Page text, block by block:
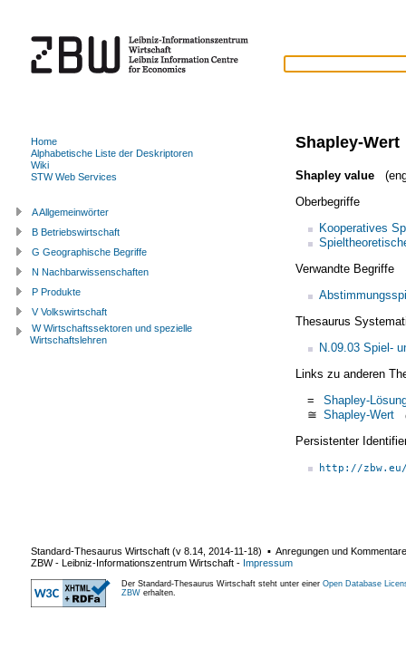
Shapley-Wert
Shapley value
Oberbegriffe
Kooperatives
Verwandte Begriffe
Thesaurus
N.09.03 Spiel-
Links zu anderen
=
Shapley-
≅ Shapley-Wert
Persistenter
http://
Home
Alphabetische Liste der Deskriptoren
Wiki
STW Web Services
A Allgemeinwörter
B Betriebswirtschaft
G Geographische Begriffe
N Nachbarwissenschaften
P Produkte
V Volkswirtschaft
W Wirtschaftssektoren und spezielle
Wirtschaftslehren
Standard-Thesaurus Wirtschaft (v 8.14 2014-11-18) ▪ Anregungen und
ZBW - Leibniz-Informationszentrum Wirtschaft - Impressum
Der Standard-Thesaurus Wirtschaft steht unter einer Open Database
ZBW erhalten.